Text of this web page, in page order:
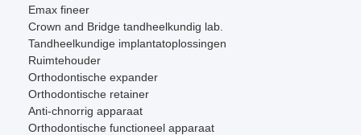
Emax fineer
Crown and Bridge tandheelkundig lab.
Tandheelkundige implantatoplossingen
Ruimtehouder
Orthodontische expander
Orthodontische retainer
Anti-chnorrig apparaat
Orthodontische functioneel apparaat